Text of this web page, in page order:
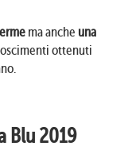
ma anche una
ottenuti
Blu 2019